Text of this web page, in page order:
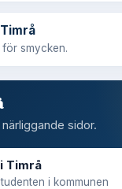
smycken.
sidor.
Timrå
i kommunen